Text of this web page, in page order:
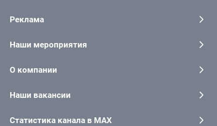
Реклама
Наши мероприятия
О компании
Наши вакансии
Статистика канала в MAX